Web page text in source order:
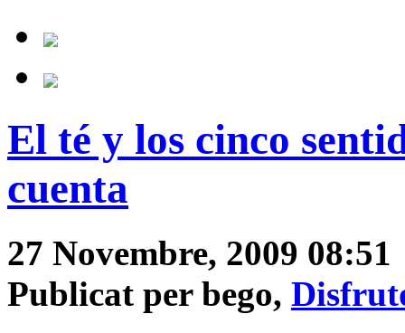
El té y los cinco
cuenta
27 Novembre, 2009 08:51
Publicat per bego,